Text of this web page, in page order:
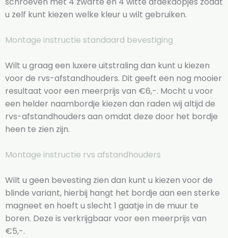
u zelf kunt kiezen welke kleur u wilt gebruiken.
Montage instructie standaard bevestiging
Wilt u graag een luxere uitstraling dan kunt u kiezen
voor de rvs-afstandhouders. Dit geeft een nog mooier
resultaat voor een meerprijs van €6,-. Mocht u voor
een helder naambordje kiezen dan raden wij altijd de
rvs-afstandhouders aan omdat deze door het bordje
heen te zien zijn.
Montage instructie rvs afstandhouders
Wilt u geen bevesting zien dan kunt u kiezen voor de
blinde variant, hierbij hangt het bordje aan een sterke
magneet en hoeft u slecht 1 gaatje in de muur te
boren. Deze is verkrijgbaar voor een meerprijs van
€5,-.